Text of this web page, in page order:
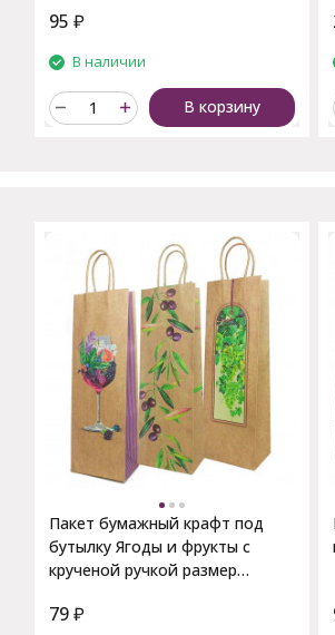
95 ₽
В наличии
В корзину
Пакет бумажный крафт под
бутылку Ягоды и фрукты с
крученой ручкой размер
79 ₽